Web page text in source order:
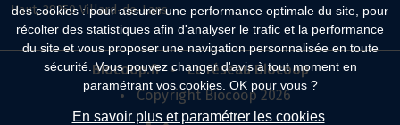
des cookies : pour assurer une performance optimale du site, pour
récolter des statistiques afin d'analyser le trafic et la performance
du site et vous proposer une navigation personnalisée en toute
sécurité. Vous pouvez changer d'avis à tout moment en
paramétrant vos cookies. OK pour vous ?
En savoir plus et paramétrer les cookies
Haut, 38250 Villard-de-Lans
Biocoop.fr
Le réseau Biocoop
Copyright Biocoop 2026